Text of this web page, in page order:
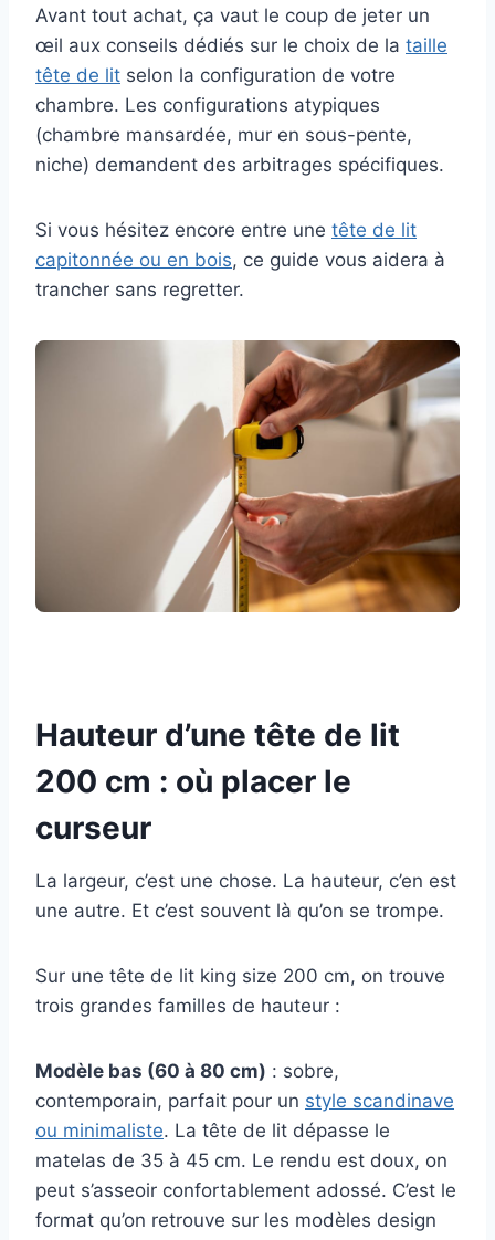
Avant tout achat, ça vaut le coup de jeter un
œil aux conseils dédiés sur le choix de la taille
tête de lit selon la configuration de votre
chambre. Les configurations atypiques
(chambre mansardée, mur en sous-pente,
niche) demandent des arbitrages spécifiques.
Si vous hésitez encore entre une tête de lit
capitonnée ou en bois, ce guide vous aidera à
trancher sans regretter.
Hauteur d’une tête de lit
200 cm : où placer le
curseur
La largeur, c’est une chose. La hauteur, c’en est
une autre. Et c’est souvent là qu’on se trompe.
Sur une tête de lit king size 200 cm, on trouve
trois grandes familles de hauteur :
Modèle bas (60 à 80 cm) : sobre,
contemporain, parfait pour un style scandinave
ou minimaliste. La tête de lit dépasse le
matelas de 35 à 45 cm. Le rendu est doux, on
peut s’asseoir confortablement adossé. C’est le
format qu’on retrouve sur les modèles design